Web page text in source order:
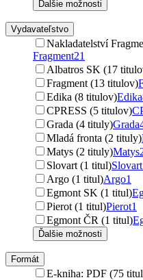
Ďalšie možnosti
Vydavateľstvo
Nakladatelství
Fragment21
Albatros SK (17
Fragment (13 titulov)
Edika (8 titulov)Edika
CPRESS (5 titulov)
Grada (4 tituly)Grada
Mladá fronta (2 tituly)
Matys (2 tituly)Matys
Slovart (1 titul)Slovart
Argo (1 titul)Argo1
Egmont SK (1 titul)
Pierot (1 titul)Pierot1
Egmont ČR (1 titul)
Ďalšie možnosti
Formát
E-kniha: PDF (75